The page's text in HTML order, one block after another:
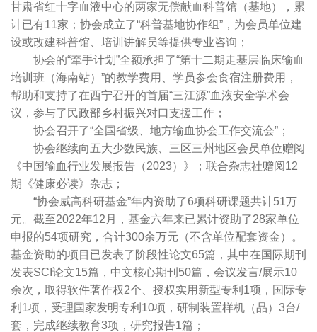
甘肃省红十字血液中心的两家无偿献血科普馆（基地），累
计已有11家；协会成立了“科普基地协作组”，为会员单位建
设或改建科普馆、培训讲解员等提供专业咨询；
协会的“牵手计划”全额承担了“第十二期走基层临床输血
培训班（海南站）”的教学费用、学员参会食宿注册费用，
帮助和支持了在西宁召开的首届“三江源”血液安全学术会
议，参与了民政部乡村振兴对口支援工作；
协会召开了“全国省级、地方输血协会工作交流会”；
协会继续向五大少数民族、三区三州地区会员单位赠阅
《中国输血行业发展报告（2023）》；联合杂志社赠阅12
期《健康必读》杂志；
“协会威高科研基金”年内资助了6项科研课题共计51万
元。截至2022年12月，基金六年来已累计资助了28家单位
申报的54项研究，合计300余万元（不含单位配套资金）。
基金资助的项目已发表了阶段性论文65篇，其中在国际期刊
发表SCI论文15篇，中文核心期刊50篇，会议发言/展示10
余次，取得软件著作权2个、授权实用新型专利1项，国际专
利1项，受理国家发明专利10项，研制装置样机（品）3台/
套，完成继续教育3项，研究报告1篇；